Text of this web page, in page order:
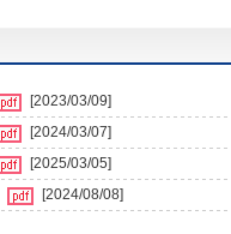
[2023/03/09]
[2024/03/07]
[2025/03/05]
[2024/08/08]